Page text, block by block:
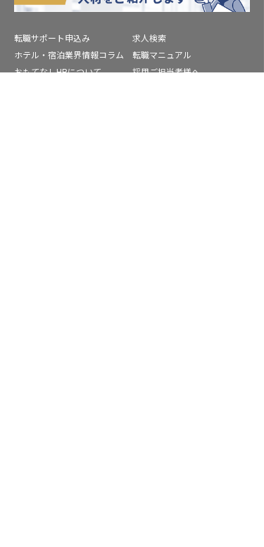
転職サポート申込み
求人検索
ホテル・宿泊業界情報コラム
転職マニュアル
おもてなしHRについて
採用ご担当者様へ